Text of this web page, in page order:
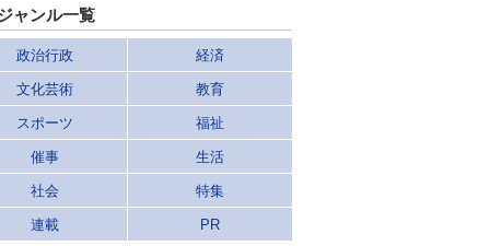
ャンル一覧
政治行政 経済
文化芸術 教育
スポーツ 福祉
催事 生活
社会 特集
連載 PR